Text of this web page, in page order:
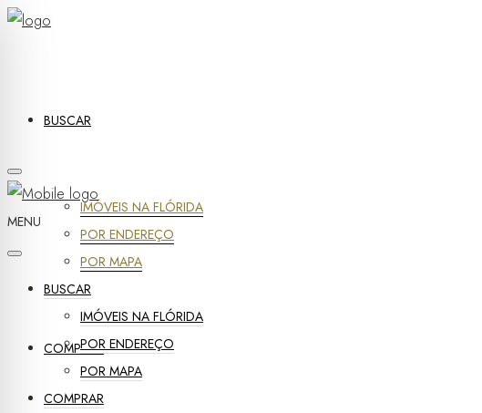
BUSCAR
IMÓVEIS NA FLÓRIDA
POR ENDEREÇO
POR MAPA
COMPRAR
MENU
BUSCAR
IMÓVEIS NA FLÓRIDA
POR ENDEREÇO
POR MAPA
COMPRAR